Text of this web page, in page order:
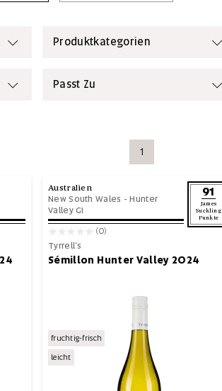
Produktkategorien
Passt Zu
1
Australien
New South Wales -Hunter
Valley GI
91
James
Suckling
Punkte
(0)
Tyrrell's
Sémillon Hunter Valley 2024
fruchtig-frisch
leicht